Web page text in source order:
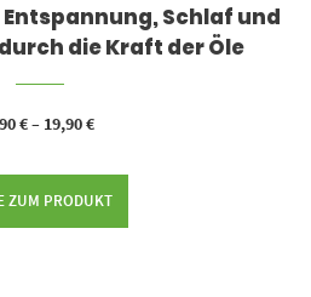
Schlaf und
die Kraft der Öle
€– 19,90€
ZUM PRODUKT